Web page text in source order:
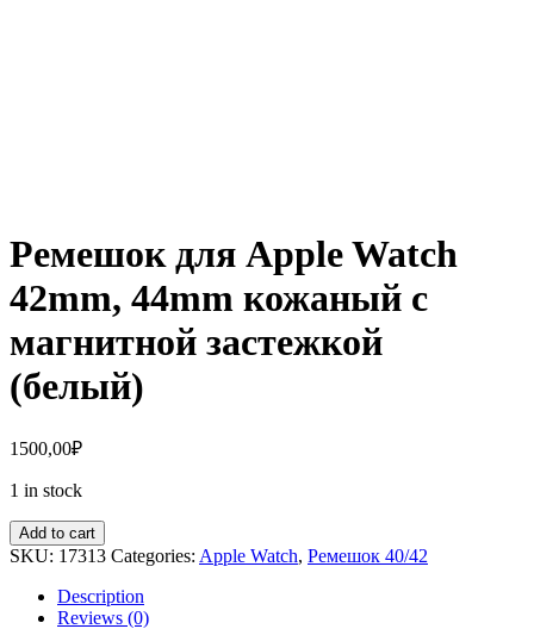
Ремешок для Apple Watch
42mm, 44mm кожаный с
магнитной застежкой
(белый)
1500,00₽
1 in stock
Add to cart
SKU: 17313 Categories: Apple Watch, Ремешок 40/42
Description
Reviews (0)